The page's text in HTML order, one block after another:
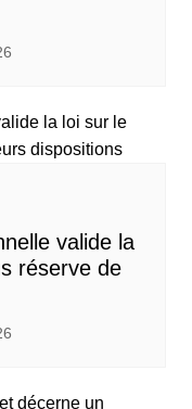
valide la
réserve de